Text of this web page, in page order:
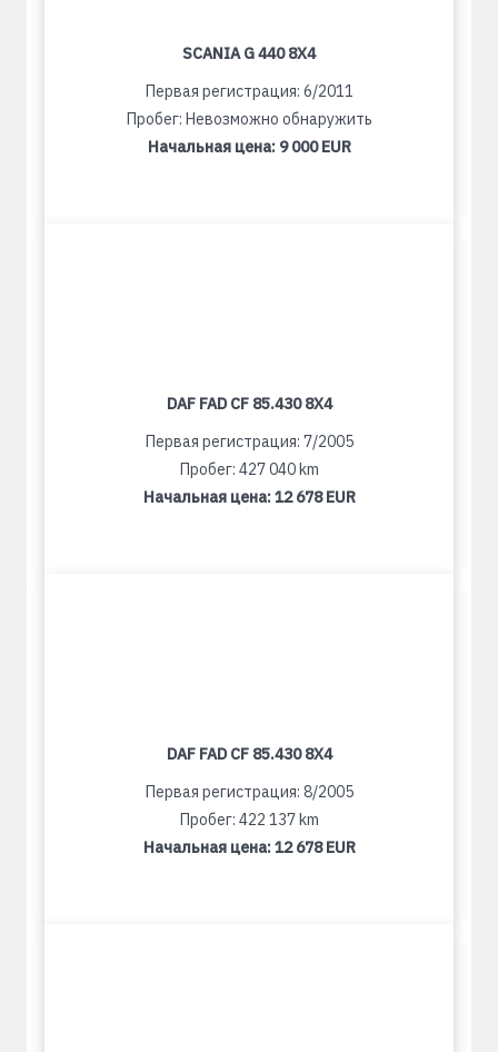
SCANIA G 440 8X4
Первая регистрация: 6/2011
Пробег: Невозможно обнаружить
Начальная цена: 9 000 EUR
DAF FAD CF 85.430 8X4
Первая регистрация: 7/2005
Пробег: 427 040 km
Начальная цена:12 678 EUR
DAF FAD CF 85.430 8X4
Первая регистрация: 8/2005
Пробег: 422 137 km
Начальная цена:12 678 EUR